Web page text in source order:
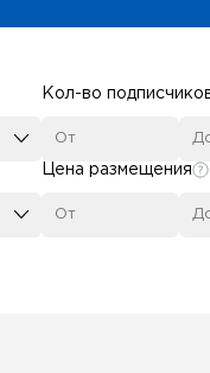
Кол-во
Цена размещения